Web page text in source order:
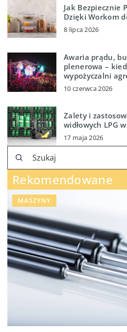
Jak Bezpiecznie
Dzięki Workom
8 lipca 2026
Awaria prądu,
plenerowa –
wypożyczalni
10 czerwca 2026
Zalety i
widłowych LPG
17 maja 2026
Rekomendowane
MASZYNY